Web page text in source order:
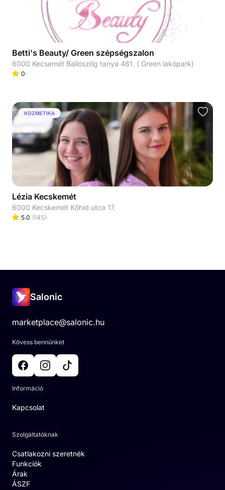
Betti's Beauty/ Green szépségszalon
6000 Kecsemét Ballószög tanya 461. ( Green lakópark)
0
KOZMETIKA
Lézia Kecskemét
6000 Kecskemét Kőhíd utca 17.
5.0 (145)
Salonic
marketplace@salonic.hu
Kövess bennünket
Információ
Kapcsolat
Szolgáltatóknak
Csatlakozni szeretnék
Funkciók
Árak
ÁSZF